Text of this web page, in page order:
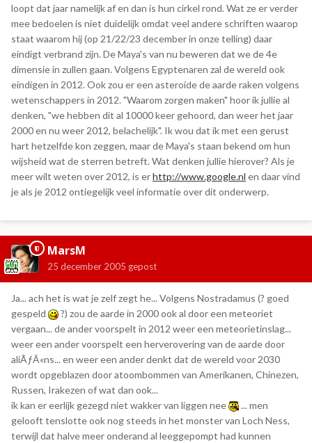
loopt dat jaar namelijk af en dan is hun cirkel rond. Wat ze er verder
mee bedoelen is niet duidelijk omdat veel andere schriften waarop
staat waarom hij (op 21/22/23 december in onze telling) daar
eindigt verbrand zijn. De Maya's van nu beweren dat we de 4e
dimensie in zullen gaan. Volgens Egyptenaren zal de wereld ook
eindigen in 2012. Ook zou er een asteroide de aarde raken volgens
wetenschappers in 2012. "Waarom zorgen maken" hoor ik jullie al
denken, "we hebben dit al 10000 keer gehoord, dan weer het jaar
2000 en nu weer 2012, belachelijk". Ik wou dat ik met een gerust
hart hetzelfde kon zeggen, maar de Maya's staan bekend om hun
wijsheid wat de sterren betreft. Wat denken jullie hierover? Als je
meer wilt weten over 2012, is erhttp://www.google.nl en daar vind
je als je 2012 ontiegelijk veel informatie over dit onderwerp.
MarsM
25 december 2005 gepost
Ja... ach het is wat je zelf zegt he... Volgens Nostradamus (? goed
gespeld
?) zou de aarde in 2000 ook al door een meteoriet
vergaan... de ander voorspelt in 2012 weer een meteorietinslag...
weer een ander voorspelt een herverovering van de aarde door
aliÃƒÂ«ns... en weer een ander denkt dat de wereld voor 2030
wordt opgeblazen door atoombommen van Amerikanen, Chinezen,
Russen, Irakezen of wat dan ook...
ik kan er eerlijk gezegd niet wakker van liggen nee
... men
gelooft tenslotte ook nog steeds in het monster van Loch Ness,
terwijl dat halve meer onderand al leeggepompt had kunnen